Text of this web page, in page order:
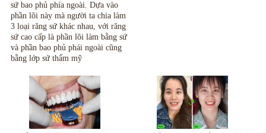
sứ bao phủ phía ngoài. Dựa vào
phần lõi này mà người ta chia làm
3 loại răng sứ khác nhau, với răng
sứ cao cấp là phần lõi làm bằng sứ
và phần bao phủ phái ngoài cũng
bằng lớp sứ thẩm mỹ